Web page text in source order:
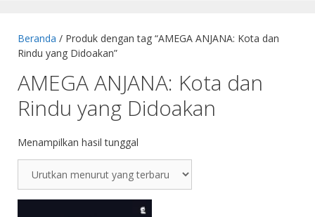
Beranda / Produk dengan tag “AMEGA ANJANA: Kota dan
Rindu yang Didoakan”
AMEGA ANJANA: Kota dan
Rindu yang Didoakan
Menampilkan hasil tunggal